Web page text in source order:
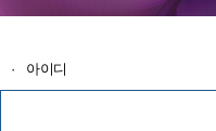
· 아이디